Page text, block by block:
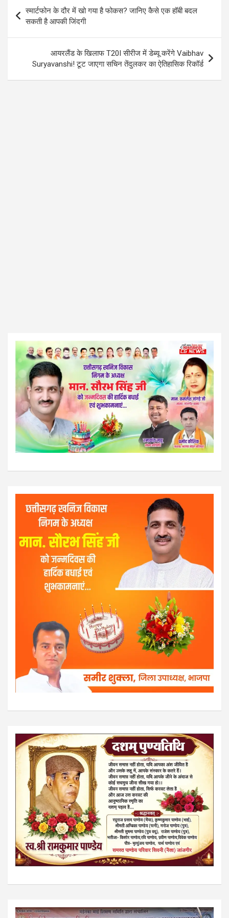
o
o
k
A
p
p
a
m
navigation
स्मार्टफोन के दौर में खो गया है फोकस? जानिए कैसे एक हॉबी बदल
सकती है आपकी जिंदगी
आयरलैंड के खिलाफ T20I सीरीज में डेब्यू करेंगे Vaibhav
Suryavanshi! टूट जाएगा सचिन तेंदुलकर का ऐतिहासिक रिकॉर्ड